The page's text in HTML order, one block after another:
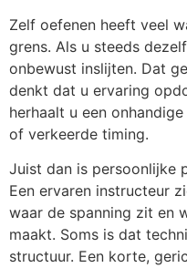
Zelf oefenen heeft veel
grens. Als u steeds
onbewust inslijten. Dat
denkt dat u ervaring
herhaalt u een
of verkeerde timing.
Juist dan is persoonlijke
Een ervaren instructeur
waar de spanning zit en
maakt. Soms is dat
structuur. Een korte,